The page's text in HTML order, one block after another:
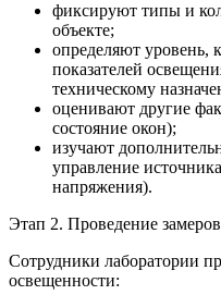
фиксируют типы и
объекте;
определяют уровень,
показателей
техническому
оценивают другие
состояние окон);
изучают
управление
напряжения).
Этап 2. Проведение
Сотрудники лаборатории
освещенности: